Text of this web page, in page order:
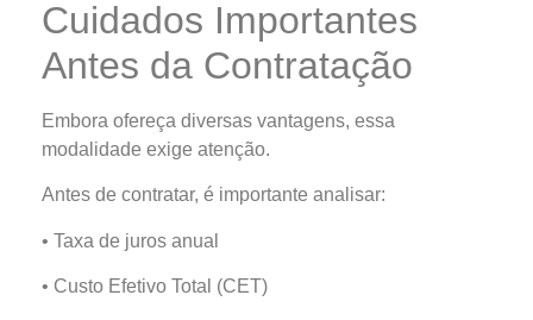
Cuidados Importantes
Antes da Contratação
Embora ofereça diversas vantagens, essa
modalidade exige atenção.
Antes de contratar, é importante analisar:
• Taxa de juros anual
• Custo Efetivo Total (CET)